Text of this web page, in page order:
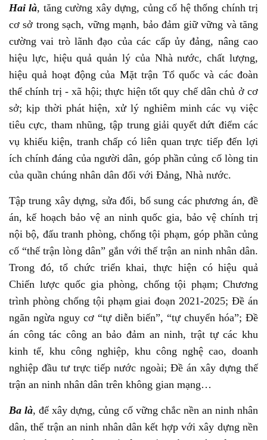
Hai là, tăng cường xây dựng, củng cố hệ thống chính trị
cơ sở trong sạch, vững mạnh, bảo đảm giữ vững và tăng
cường vai trò lãnh đạo của các cấp ủy đảng, nâng cao
hiệu lực, hiệu quả quản lý của Nhà nước, chất lượng,
hiệu quả hoạt động của Mặt trận Tổ quốc và các đoàn
thể chính trị - xã hội; thực hiện tốt quy chế dân chủ ở cơ
sở; kịp thời phát hiện, xử lý nghiêm minh các vụ việc
tiêu cực, tham nhũng, tập trung giải quyết dứt điểm các
vụ khiếu kiện, tranh chấp có liên quan trực tiếp đến lợi
ích chính đáng của người dân, góp phần củng cố lòng tin
của quần chúng nhân dân đối với Đảng, Nhà nước.
Tập trung xây dựng, sửa đổi, bổ sung các phương án, đề
án, kế hoạch bảo vệ an ninh quốc gia, bảo vệ chính trị
nội bộ, đấu tranh phòng, chống tội phạm, góp phần củng
cố “thế trận lòng dân” gắn với thế trận an ninh nhân dân.
Trong đó, tổ chức triển khai, thực hiện có hiệu quả
Chiến lược quốc gia phòng, chống tội phạm; Chương
trình phòng chống tội phạm giai đoạn 2021-2025; Đề án
ngăn ngừa nguy cơ “tự diễn biến”, “tự chuyển hóa”; Đề
án công tác công an bảo đảm an ninh, trật tự các khu
kinh tế, khu công nghiệp, khu công nghệ cao, doanh
nghiệp đầu tư trực tiếp nước ngoài; Đề án xây dựng thế
trận an ninh nhân dân trên không gian mạng…
Ba là, để xây dựng, củng cố vững chắc nền an ninh nhân
dân, thế trận an ninh nhân dân kết hợp với xây dựng nền